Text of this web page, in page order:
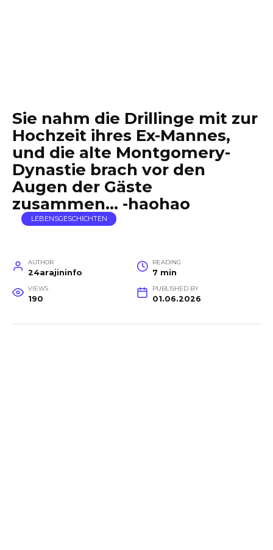
Sie nahm die Drillinge mit zur
Hochzeit ihres Ex-Mannes,
und die alte Montgomery-
Dynastie brach vor den
Augen der Gäste
zusammen… -haohao
LEBENSGESCHICHTEN
AUTHOR
24arajininfo
READING
7 min
VIEWS
190
PUBLISHED BY
01.06.2026